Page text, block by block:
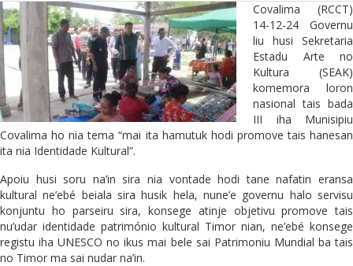
Covalima (RCCT)
14-12-24 Governu
liu husi Sekretaria
Estadu Arte no
Kultura (SEAK)
komemora loron
nasional tais bada
III iha Munisipiu
Covalima ho nia tema “mai ita hamutuk hodi promove tais hanesan
ita nia Identidade Kultural”.
Apoiu husi soru na’in sira nia vontade hodi tane nafatin eransa
kultural ne’ebé beiala sira husik hela, nune’e governu halo servisu
konjuntu ho parseiru sira, konsege atinje objetivu promove tais
nu’udar identidade património kultural Timor nian, ne’ebé konsege
registu iha UNESCO no ikus mai bele sai Patrimoniu Mundial ba tais
no Timor ma sai nudar na’in.